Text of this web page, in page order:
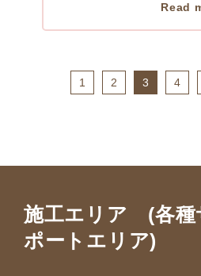
Read
1 2 3 4
施工エリア (各種
ポートエリア)